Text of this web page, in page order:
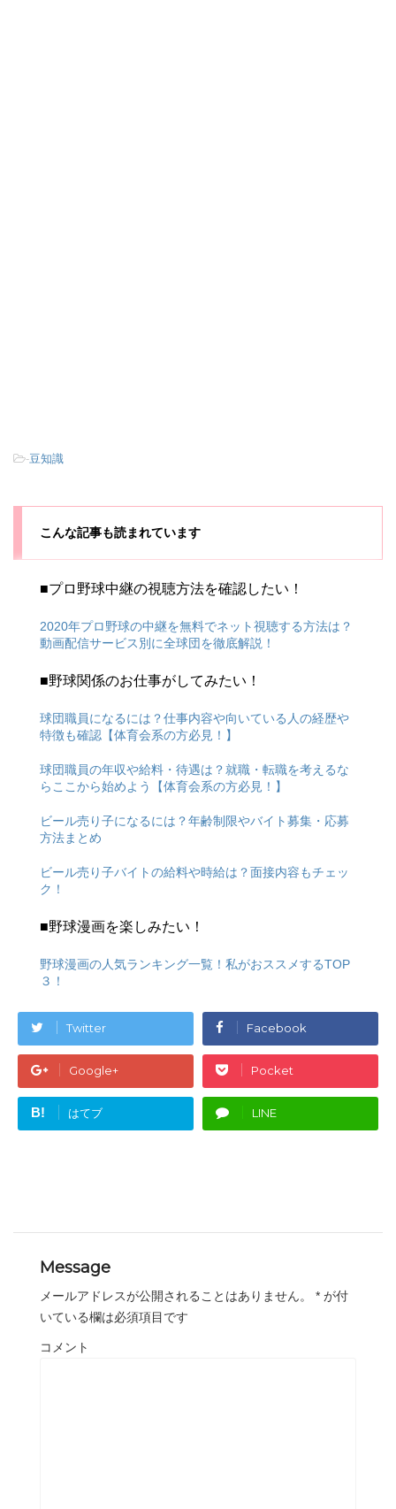
-豆知識
こんな記事も読まれています
■プロ野球中継の視聴方法を確認したい！
2020年プロ野球の中継を無料でネット視聴する方法は？
動画配信サービス別に全球団を徹底解説！
■野球関係のお仕事がしてみたい！
球団職員になるには？仕事内容や向いている人の経歴や
特徴も確認【体育会系の方必見！】
球団職員の年収や給料・待遇は？就職・転職を考えるな
らここから始めよう【体育会系の方必見！】
ビール売り子になるには？年齢制限やバイト募集・応募
方法まとめ
ビール売り子バイトの給料や時給は？面接内容もチェッ
ク！
■野球漫画を楽しみたい！
野球漫画の人気ランキング一覧！私がおススメするTOP
３！
Twitter Facebook
Google+ Pocket
B! はてブ LINE
Message
メールアドレスが公開されることはありません。 * が付
いている欄は必須項目です
コメント